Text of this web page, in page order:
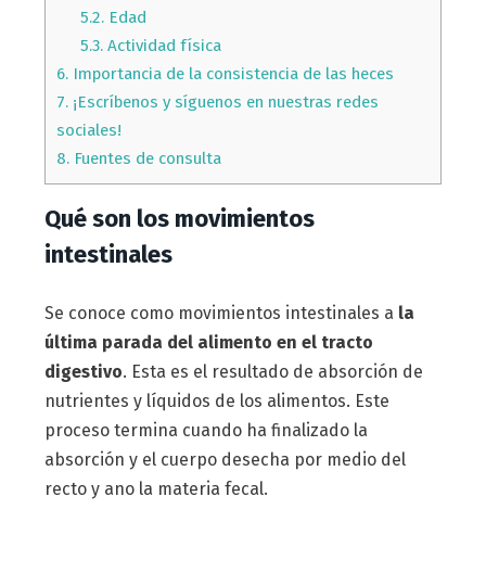
5.2. Edad
5.3. Actividad física
6.Importancia de la consistencia de las heces
7.¡Escríbenos y síguenos en nuestras redes
sociales!
8.Fuentes de consulta
Qué son los movimientos
intestinales
Se conoce como movimientos intestinales a la
última parada del alimento en el tracto
digestivo. Esta es el resultado de absorción de
nutrientes y líquidos de los alimentos. Este
proceso termina cuando ha finalizado la
absorción y el cuerpo desecha por medio del
recto y ano la materia fecal.